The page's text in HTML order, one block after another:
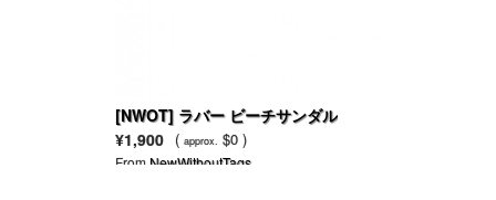
[NWOT] ラバー ビーチサンダル
¥1,900 ( approx. $0 )
FromNewWithoutTags